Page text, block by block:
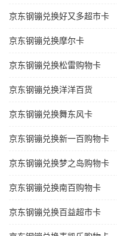
京东钢镚兑换好又多超市卡
京东钢镚兑换摩尔卡
京东钢镚兑换松雷购物卡
京东钢镚兑换洋洋百货
京东钢镚兑换舞东风卡
京东钢镚兑换新一百购物卡
京东钢镚兑换梦之岛购物卡
京东钢镚兑换南百购物卡
京东钢镚兑换百益超市卡